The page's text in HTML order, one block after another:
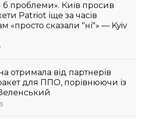
б проблеми». Київ просив
Patriot іще за часів
«просто сказали "ні"» — Kyiv
отримала від партнерів
для ППО, порівнюючи із